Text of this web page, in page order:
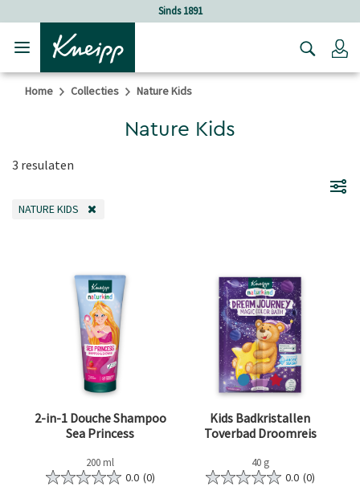
Verder gaan naar hoofdinhoud.Sinds 1891
Home Collecties Nature Kids
Nature Kids
3 resulaten
NATURE KIDS
2-in-1 Douche Shampoo
Sea Princess
200 ml
0.0 (0)
Kids Badkristallen
Toverbad Droomreis
40 g
0.0 (0)